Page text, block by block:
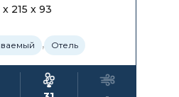
215 x 93
, Отель